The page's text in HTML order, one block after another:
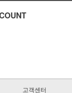
고객센터